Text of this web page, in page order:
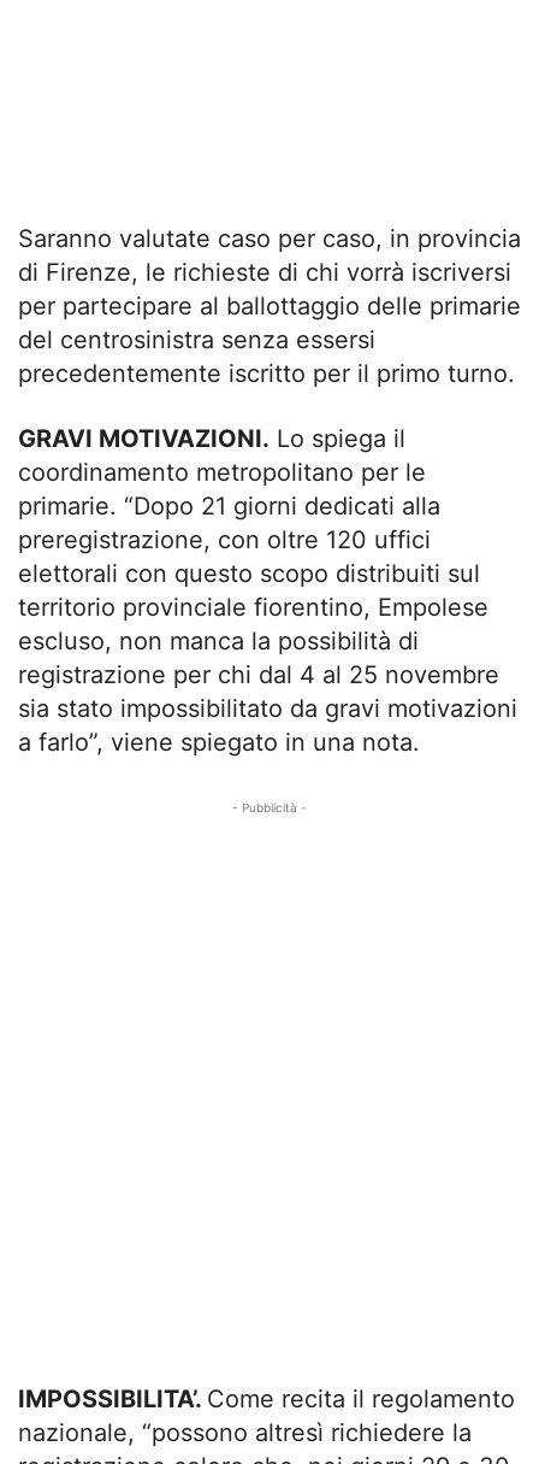
Saranno valutate caso per caso, in provincia
di Firenze, le richieste di chi vorrà iscriversi
per partecipare al ballottaggio delle primarie
del centrosinistra senza essersi
precedentemente iscritto per il primo turno.
GRAVI MOTIVAZIONI. Lo spiega il
coordinamento metropolitano per le
primarie. “Dopo 21 giorni dedicati alla
preregistrazione, con oltre 120 uffici
elettorali con questo scopo distribuiti sul
territorio provinciale fiorentino, Empolese
escluso, non manca la possibilità di
registrazione per chi dal 4 al 25 novembre
sia stato impossibilitato da gravi motivazioni
a farlo”, viene spiegato in una nota.
- Pubblicità -
IMPOSSIBILITA’. Come recita il regolamento
nazionale, “possono altresì richiedere la